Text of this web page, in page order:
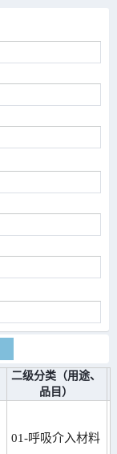
二级分类（用途、
品目）
01-呼吸介入材料